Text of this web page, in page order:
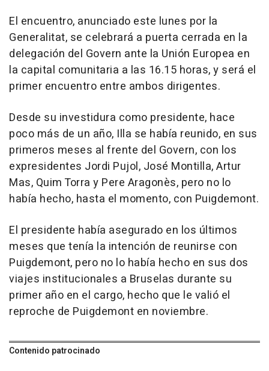
El encuentro, anunciado este lunes por la
Generalitat, se celebrará a puerta cerrada en la
delegación del Govern ante la Unión Europea en
la capital comunitaria a las 16.15 horas, y será el
primer encuentro entre ambos dirigentes.
Desde su investidura como presidente, hace
poco más de un año, Illa se había reunido, en sus
primeros meses al frente del Govern, con los
expresidentes Jordi Pujol, José Montilla, Artur
Mas, Quim Torra y Pere Aragonès, pero no lo
había hecho, hasta el momento, con Puigdemont.
El presidente había asegurado en los últimos
meses que tenía la intención de reunirse con
Puigdemont, pero no lo había hecho en sus dos
viajes institucionales a Bruselas durante su
primer año en el cargo, hecho que le valió el
reproche de Puigdemont en noviembre.
Contenido patrocinado